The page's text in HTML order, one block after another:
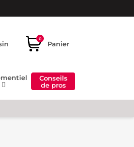
0
Panier
Conseils
de pros